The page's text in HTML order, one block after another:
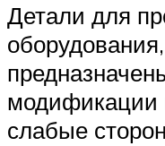
Детали для
модификации
слабые